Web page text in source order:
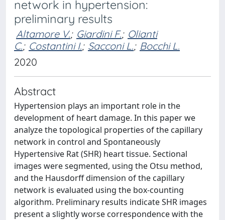
network in hypertension:
preliminary results
Altamore V.; Giardini F.; Olianti
C.; Costantini I.; Sacconi L.; Bocchi L.
2020
Abstract
Hypertension plays an important role in the
development of heart damage. In this paper we
analyze the topological properties of the capillary
network in control and Spontaneously
Hypertensive Rat (SHR) heart tissue. Sectional
images were segmented, using the Otsu method,
and the Hausdorff dimension of the capillary
network is evaluated using the box-counting
algorithm. Preliminary results indicate SHR images
present a slightly worse correspondence with the